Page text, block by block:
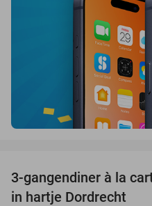
3-gangendiner à la
in hartje Dordrecht